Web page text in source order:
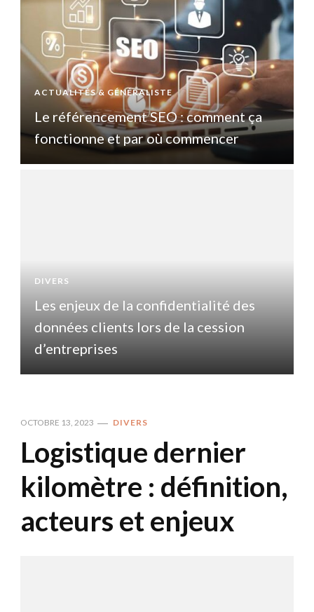
ACTUALITÉS & GÉNÉRALISTE
Le référencement SEO : comment ça
fonctionne et par où commencer
DIVERS
Les enjeux de la confidentialité des
données clients lors de la cession
d’entreprises
OCTOBRE 13, 2023 DIVERS
Logistique dernier
kilomètre : définition,
acteurs et enjeux